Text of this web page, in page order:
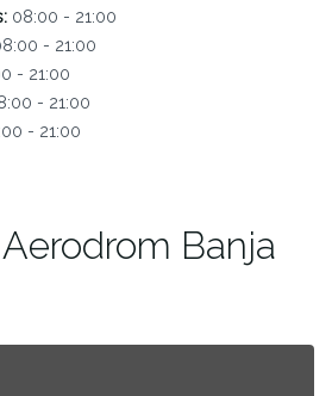
08:00 - 21:00
- 21:00
- 21:00
- 21:00
- 21:00
Banja